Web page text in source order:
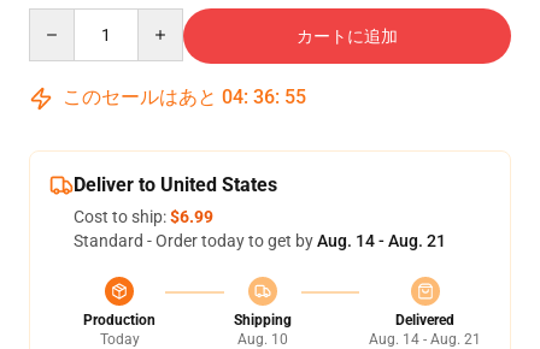
カートに追加
このセールはあと 04: 36: 54
Deliver to United States
Cost to ship:$6.99
Standard - Order today to get byAug. 14 - Aug. 21
Production
Today
Shipping
Aug. 10
Delivered
Aug. 14 - Aug. 21